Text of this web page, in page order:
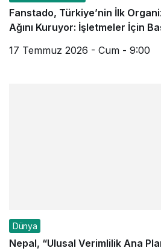
Fanstado, Türkiye’nin İlk
Ağını Kuruyor: İşletmeler İçin
17 Temmuz 2026 - Cum - 9:00
Dünya
Nepal, “Ulusal Verimlilik Ana